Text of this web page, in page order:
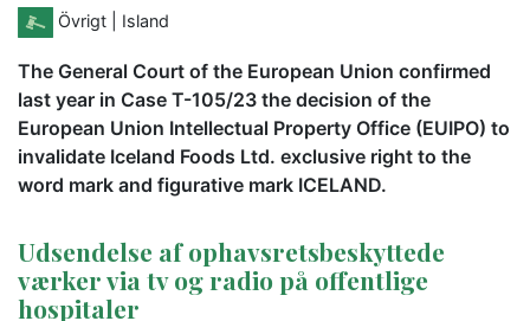
Övrigt | Island
The General Court of the European Union confirmed
last year in Case T-105/23 the decision of the
European Union Intellectual Property Office (EUIPO) to
invalidate Iceland Foods Ltd. exclusive right to the
word mark and figurative mark ICELAND.
Udsendelse af ophavsretsbeskyttede
værker via tv og radio på offentlige
hospitaler